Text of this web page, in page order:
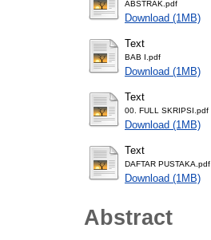
ABSTRAK.pdf
Download (1MB)
Text
BAB I.pdf
Download (1MB)
Text
00. FULL SKRIPSI.pdf
Download (1MB)
Text
DAFTAR PUSTAKA.pdf
Download (1MB)
Abstract